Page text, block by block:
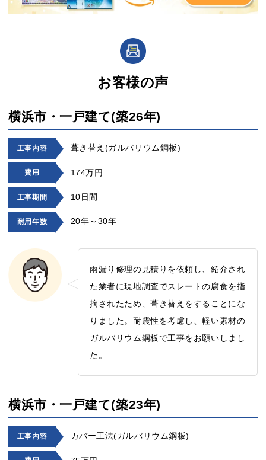
お客様の声
横浜市・一戸建て(築26年)
工事内容 葺き替え(ガルバリウム鋼板)
費用 174万円
工事期間 10日間
耐用年数 20年～30年
雨漏り修理の見積りを依頼し、紹介され
た業者に現地調査でスレートの腐食を指
摘されたため、葺き替えをすることにな
りました。耐震性を考慮し、軽い素材の
ガルバリウム鋼板で工事をお願いしまし
た。
横浜市・一戸建て(築23年)
工事内容 カバー工法(ガルバリウム鋼板)